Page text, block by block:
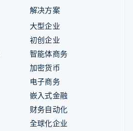
解决方案
大型企业
初创企业
智能体商务
加密货币
电子商务
嵌入式金融
财务自动化
全球化企业